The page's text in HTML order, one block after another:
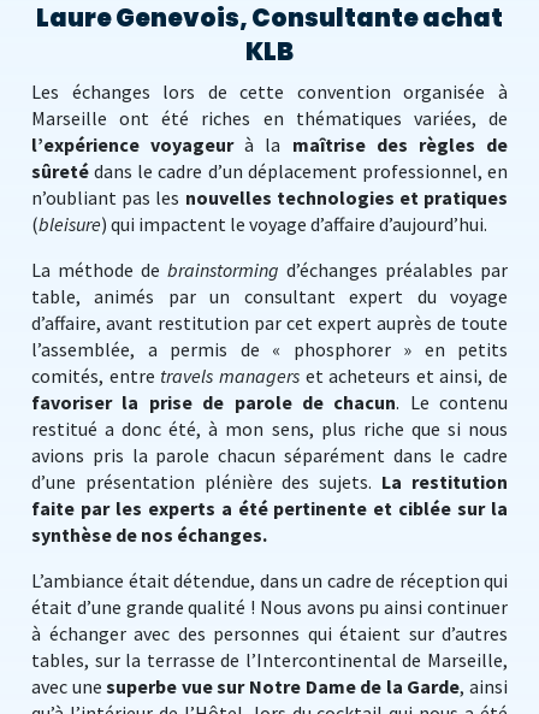
Laure Genevois, Consultante achat
KLB
Les échanges lors de cette convention organisée à
Marseille ont été riches en thématiques variées, de
l’expérience voyageurà la maîtrise des règles de
sûreté dans le cadre d’un déplacement professionnel, en
n’oubliant pas les nouvelles technologies et pratiques
(bleisure) qui impactent le voyage d’affaire d’aujourd’hui.
La méthode de brainstorming d’échanges préalables par
table, animés par un consultant expert du voyage
d’affaire, avant restitution par cet expert auprès de toute
l’assemblée, a permis de « phosphorer » en petits
comités, entre travels managerset acheteurs et ainsi, de
favoriser la prise de parole de chacun. Le contenu
restitué a donc été, à mon sens, plus riche que si nous
avions pris la parole chacun séparément dans le cadre
d’une présentation plénière des sujets. La restitution
faite par les experts a été pertinente et ciblée sur la
synthèse de nos échanges.
L’ambiance était détendue, dans un cadre de réception qui
était d’une grande qualité ! Nous avons pu ainsi continuer
à échanger avec des personnes qui étaient sur d’autres
tables, sur la terrasse de l’Intercontinental de Marseille,
avec unesuperbe vue sur Notre Dame de la Garde, ainsi